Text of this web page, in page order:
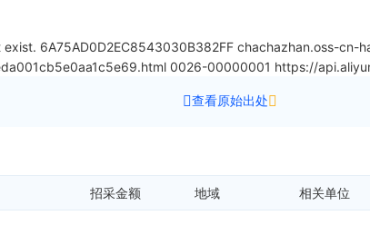
exist. 6A75AD0D2EC8543030B382FF chachazhan.oss-cn-
0026-00000001 https://
查看原始出处
招采金额 地域 相关单位